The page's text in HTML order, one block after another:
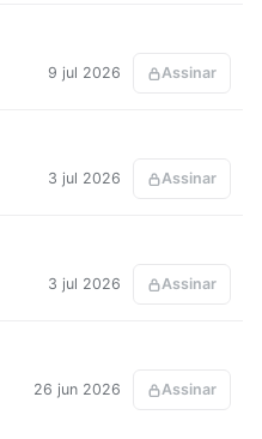
9 jul 2026 Assinar
3 jul 2026 Assinar
3 jul 2026 Assinar
26 jun 2026 Assinar